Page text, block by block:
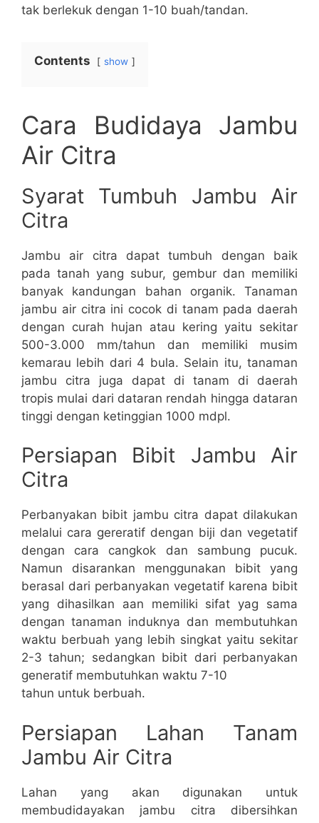
tak berlekuk dengan 1-10 buah/tandan.
Contents show
Cara Budidaya Jambu
Air Citra
Syarat Tumbuh Jambu Air
Citra
Jambu air citra dapat tumbuh dengan baik
pada tanah yang subur, gembur dan memiliki
banyak kandungan bahan organik. Tanaman
jambu air citra ini cocok di tanam pada daerah
dengan curah hujan atau kering yaitu sekitar
500-3.000 mm/tahun dan memiliki musim
kemarau lebih dari 4 bula. Selain itu, tanaman
jambu citra juga dapat di tanam di daerah
tropis mulai dari dataran rendah hingga dataran
tinggi dengan ketinggian 1000 mdpl.
Persiapan Bibit Jambu Air
Citra
Perbanyakan bibit jambu citra dapat dilakukan
melalui cara gereratif dengan biji dan vegetatif
dengan cara cangkok dan sambung pucuk.
Namun disarankan menggunakan bibit yang
berasal dari perbanyakan vegetatif karena bibit
yang dihasilkan aan memiliki sifat yag sama
dengan tanaman induknya dan membutuhkan
waktu berbuah yang lebih singkat yaitu sekitar
2-3 tahun; sedangkan bibit dari perbanyakan
generatif membutuhkan waktu 7-10
tahun untuk berbuah.
Persiapan Lahan Tanam
Jambu Air Citra
Lahan yang akan digunakan untuk
membudidayakan jambu citra dibersihkan